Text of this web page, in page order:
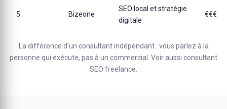
5 Bizeone
SEO local et stratégie
digitale
€€€
La différence d'un consultant indépendant : vous parlez à la
personne qui exécute, pas à un commercial. Voir aussi consultant
SEO freelance